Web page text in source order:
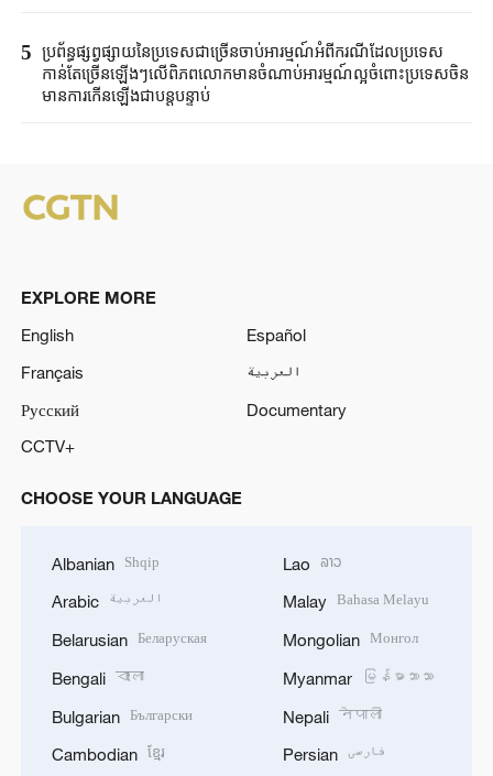
5 ប្រព័ន្ធផ្សព្វផ្សាយនៃប្រទេសជាច្រើនចាប់អារម្មណ៍អំពីករណីដែលប្រទេស
កាន់តែច្រើនឡើងៗលើពិភពលោកមានចំណាប់អារម្មណ៍ល្អចំពោះប្រទេសចិន
មានការកើនឡើងជាបន្តបន្ទាប់
EXPLORE MORE
English
Español
Français
العربية
Русский
Documentary
CCTV+
CHOOSE YOUR LANGUAGE
Albanian Shqip
Arabic العربية
Belarusian Беларуская
Bengali বাংলা
Bulgarian Български
Cambodian ខ្មែរ
Lao ລາວ
Malay Bahasa Melayu
Mongolian Монгол
Myanmar မြန်မာဘာသာ
Nepali नेपाली
Persian فارسی